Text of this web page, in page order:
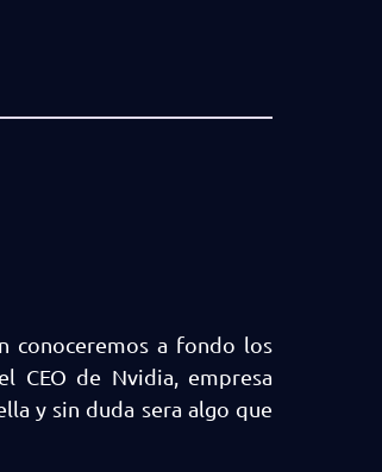
conoceremos a fondo los
CEO de Nvidia, empresa
y sin duda sera algo que